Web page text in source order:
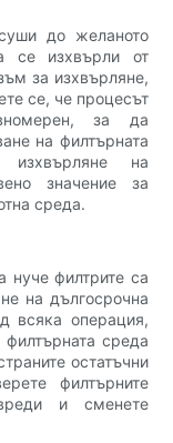
до желаното
се изхвърли от
за изхвърляне,
се, че процесът
за да
на филтърната
изхвърляне на
значение за
среда.
нуче филтрите са
на дългосрочна
всяка операция,
филтърната среда
остатъчни
филтърните
и сменете